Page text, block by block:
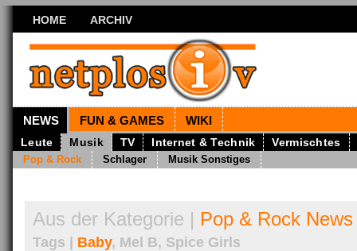
HOME ARCHIV
NEWS FUN & GAMES WIKI
Leute Musik TV Internet & Technik Vermischtes
Pop & Rock Schlager Musik Sonstiges
Aus der Kategorie | Pop & Rock News
Tags | Baby, Mel B, Spice Girls